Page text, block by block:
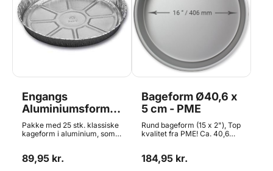
Engangs
Aluminiumsforme
- Ø20cm, 25 stk.
Pakke med 25 stk. klassiske
kageform i aluminium, som
til dagmartærte og andet
89,95 kr.
Bageform Ø40,6 x
5 cm - PME
Rund bageform (15 x 2"), Top
kvalitet fra PME! Ca. 40,6
ekstra tyk aluminium for
184,95 kr.